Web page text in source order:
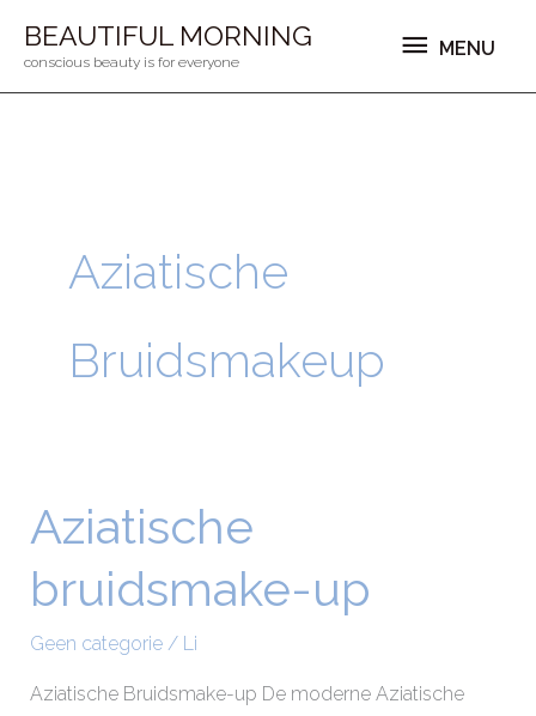
naarBEAUTIFUL MORNING
conscious beauty is for everyone
MENU
MENU
Aziatische
Bruidsmakeup
Aziatische
bruidsmake-up
Geen categorie/ Li
Aziatische Bruidsmake-up De moderne Aziatische
Aziatische
bruidsmake-
up